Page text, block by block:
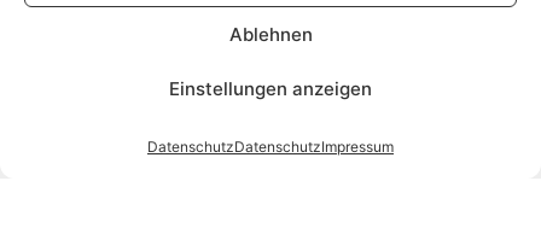
Ablehnen
Einstellungen anzeigen
DatenschutzDatenschutzImpressum